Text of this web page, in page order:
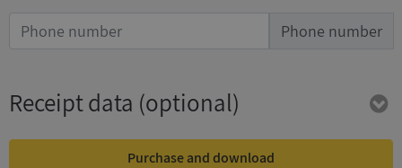
Phone number
Receipt data (optional)
Purchase and download